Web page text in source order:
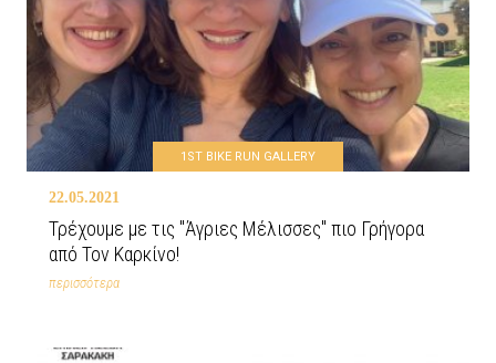
1ST BIKE RUN GALLERY
22.05.2021
Τρέχουμε με τις "Άγριες Μέλισσες" πιο Γρήγορα
από Τον Καρκίνο!
περισσότερα